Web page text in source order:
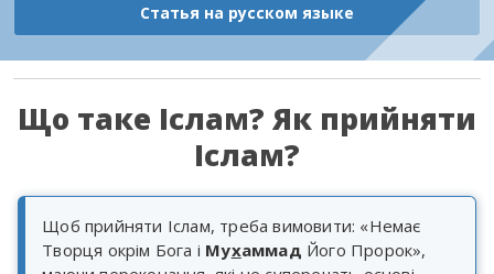
Статья на русском языке
Що таке Іслам? Як прийняти
Іслам?
Щоб прийняти Іслам, треба вимовити: «Немає
Творця окрім Бога і Мухаммад Його Пророк»,